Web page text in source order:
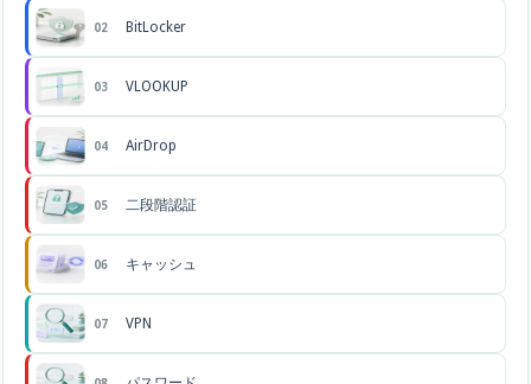
02 BitLocker
03 VLOOKUP
04 AirDrop
05 二段階認証
06 キャッシュ
07 VPN